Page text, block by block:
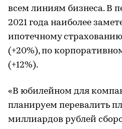
всем линиям бизнеса. В
2021 года наиболее
ипотечному
(+20%), по
(+12%).
«В юбилейном для
планируем перевалить
миллиардов рублей